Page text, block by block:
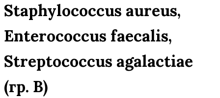
Staphylococcus aureus,
Enterococcus faecalis,
Streptococcus agalactiae
(гр. В)